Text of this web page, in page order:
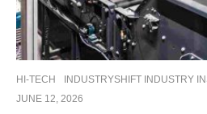
HI-TECH INDUSTRYSHIFT INDUSTRY
JUNE 12, 2026